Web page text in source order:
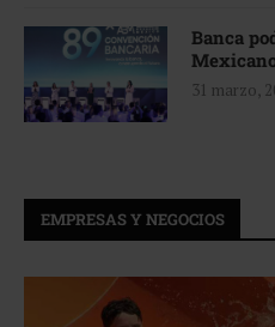
Banca
31 marzo,
EMPRESAS Y NEGOCIOS